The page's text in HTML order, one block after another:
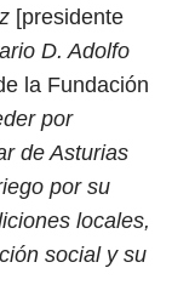
[presidente
D. Adolfo
la Fundación
por
de Asturias
por su
locales,
social y su